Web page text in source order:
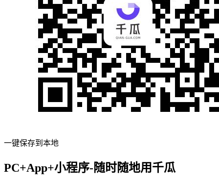
一键保存到本地
PC+App+小程序-随时随地用千瓜